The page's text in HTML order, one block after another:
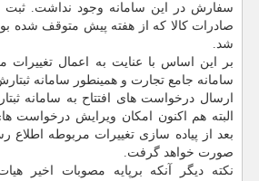
سفارش در این سامانه وجود نداشت.
صادرات كالا كه از هفته پیش متوقف شده
شد.
بر این اساس با عنایت به اعمال
سامانه جامع تجارت و همینطور سامانه
ارسال درخواست های افتتاح به سامانه
البته هم اكنون امكان ویرایش درخواست
بعد از پیاده سازی تغییرات مربوطه اطلاع
صورت خواهد گرفت.